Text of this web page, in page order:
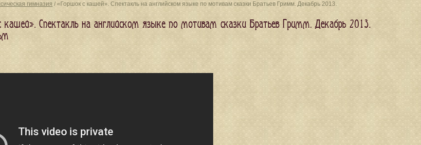
гимназия / «Горшок с кашей». Спектакль на английском языке по мотивам сказки Братьев Гримм. Декабрь 2013.
Спектакль на английском языке по мотивам сказки Братьев Гримм. Декабрь 2013.